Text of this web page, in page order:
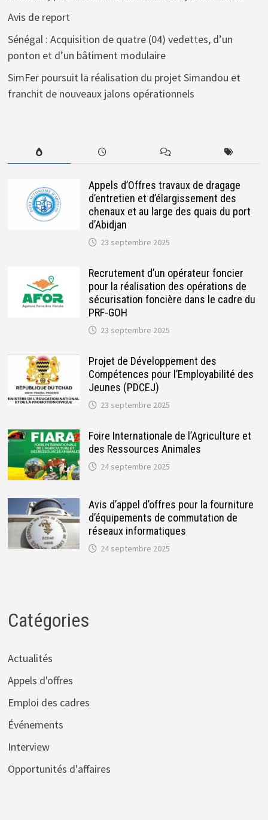
Avis de report
Sénégal : Acquisition de quatre (04) vedettes, d’un
ponton et d’un bâtiment modulaire
SimFer poursuit la réalisation du projet Simandou et
franchit de nouveaux jalons opérationnels
Appels d’Offres travaux de dragage
d’entretien et d’élargissement des
chenaux et au large des quais du port
d’Abidjan
23 septembre 2025
Recrutement d’un opérateur foncier
pour la réalisation des opérations de
sécurisation foncière dans le cadre du
PRF-GOH
23 septembre 2025
Projet de Développement des
Compétences pour l’Employabilité des
Jeunes (PDCEJ)
23 septembre 2025
Foire Internationale de l’Agriculture et
des Ressources Animales
24 septembre 2025
Avis d’appel d’offres pour la fourniture
d’équipements de commutation de
réseaux informatiques
24 septembre 2025
Catégories
Actualités
Appels d'offres
Emploi des cadres
Événements
Interview
Opportunités d'affaires